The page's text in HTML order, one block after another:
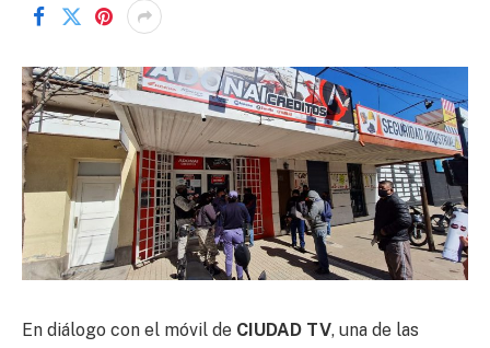
En diálogo con el móvil de CIUDAD TV, una de las